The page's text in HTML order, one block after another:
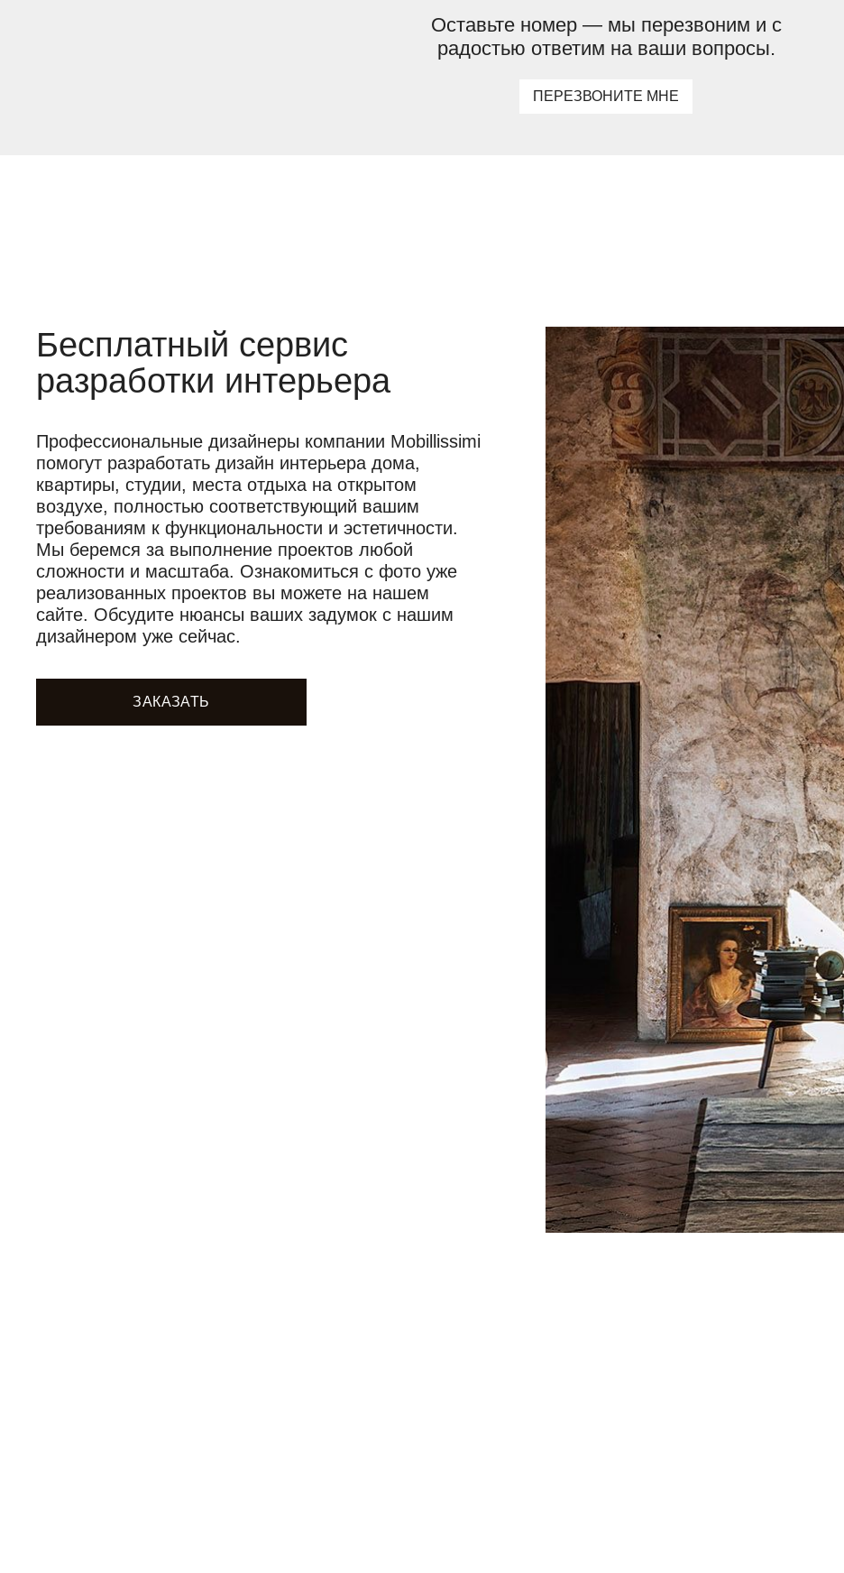
Оставьте номер — мы перезвоним и с
радостью ответим на ваши вопросы.
ПЕРЕЗВОНИТЕ МНЕ
Бесплатный сервис
разработки интерьера
Профессиональные дизайнеры компании Mobillissimi
помогут разработать дизайн интерьера дома,
квартиры, студии, места отдыха на открытом
воздухе, полностью соответствующий вашим
требованиям к функциональности и эстетичности.
Мы беремся за выполнение проектов любой
сложности и масштаба. Ознакомиться с фото уже
реализованных проектов вы можете на нашем
сайте. Обсудите нюансы ваших задумок с нашим
дизайнером уже сейчас.
ЗАКАЗАТЬ